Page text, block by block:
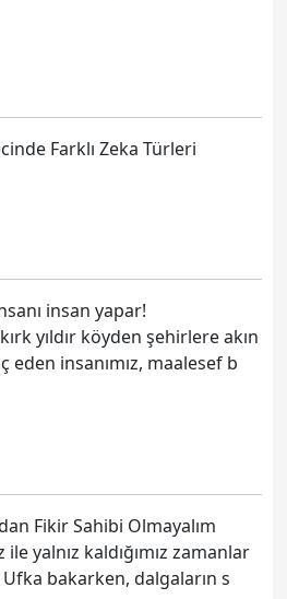
Farklı Zeka Türleri
insan yapar!
yıldır köyden şehirlere akın
eden insanımız, maalesef b
Fikir Sahibi Olmayalım
yalnız kaldığımız zamanlar
Ufka bakarken, dalgaların s